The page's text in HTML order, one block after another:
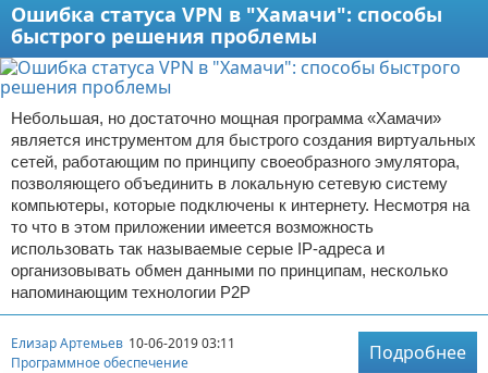
Ошибка статуса VPN в "Хамачи": способы
быстрого решения проблемы
Небольшая, но достаточно мощная программа «Хамачи»
является инструментом для быстрого создания виртуальных
сетей, работающим по принципу своеобразного эмулятора,
позволяющего объединить в локальную сетевую систему
компьютеры, которые подключены к интернету. Несмотря на
то что в этом приложении имеется возможность
использовать так называемые серые IP-адреса и
организовывать обмен данными по принципам, несколько
напоминающим технологии Р2Р
Елизар Артемьев 10-06-2019 03:11
Программное обеспечение
Подробнее